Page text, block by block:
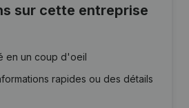
sur cette entreprise
en un coup d'oeil
rapides ou des détails